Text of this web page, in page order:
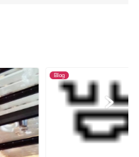
Blog